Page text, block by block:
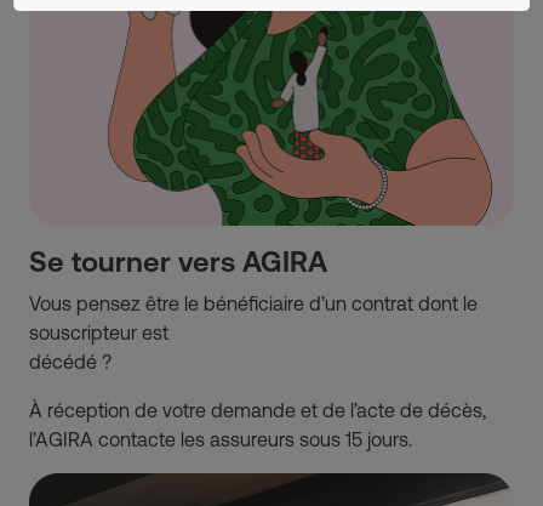
Se tourner vers AGIRA
Vous pensez être le bénéficiaire d’un contrat dont le
souscripteur est
décédé ?
À réception de votre demande et de l’acte de décès,
l’AGIRA contacte les assureurs sous 15 jours.